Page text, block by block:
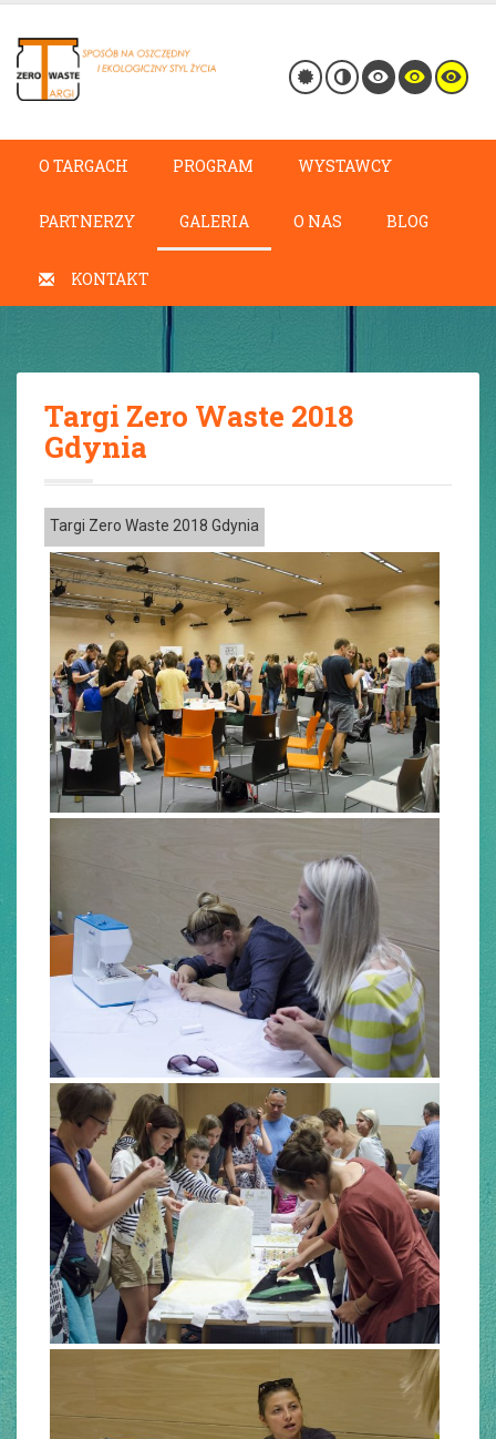
O TARGACH PROGRAM WYSTAWCY
PARTNERZY GALERIA O NAS BLOG
KONTAKT
Targi Zero Waste 2018
Gdynia
Targi Zero Waste 2018 Gdynia